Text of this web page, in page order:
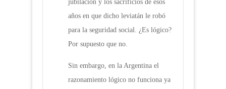
jubilación y los sacrificios de esos
años en que dicho leviatán le robó
para la seguridad social. ¿Es lógico?
Por supuesto que no.
Sin embargo, en la Argentina el
razonamiento lógico no funciona ya